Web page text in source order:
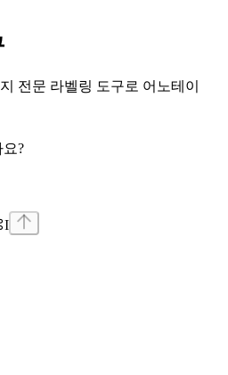
전문 라벨링 도구로 어노테이
?
I